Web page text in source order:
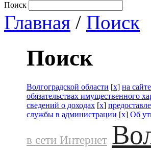
Поиск
Главная / Поиск
Поиск
Волгоградской области [x] на
обязательствах имущественного
сведений о доходах [x]
службы в администрации [x] Об
в сети Интернет